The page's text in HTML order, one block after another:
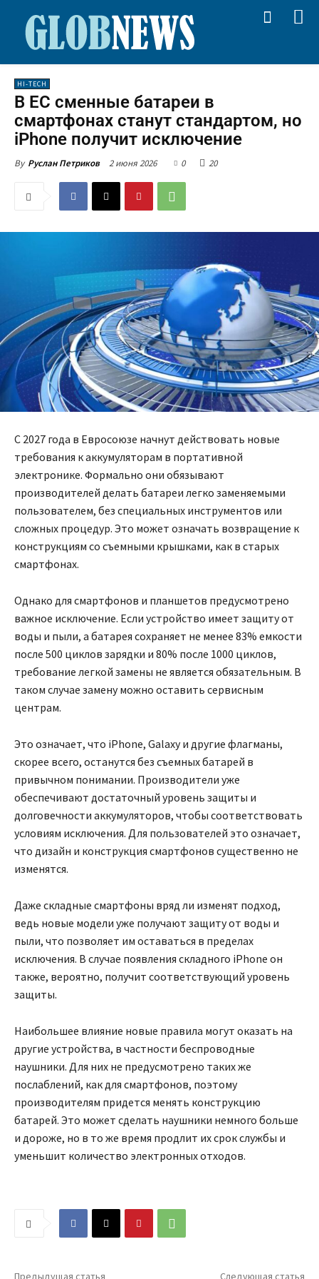
HI-TECH
В ЕС сменные батареи в
смартфонах станут стандартом, но
iPhone получит исключение
By Руслан Петриков 2 июня 2026 0 20
С 2027 года в Евросоюзе начнут действовать новые
требования к аккумуляторам в портативной
электронике. Формально они обязывают
производителей делать батареи легко заменяемыми
пользователем, без специальных инструментов или
сложных процедур. Это может означать возвращение к
конструкциям со съемными крышками, как в старых
смартфонах.
Однако для смартфонов и планшетов предусмотрено
важное исключение. Если устройство имеет защиту от
воды и пыли, а батарея сохраняет не менее 83% емкости
после 500 циклов зарядки и 80% после 1000 циклов,
требование легкой замены не является обязательным. В
таком случае замену можно оставить сервисным
центрам.
Это означает, что iPhone, Galaxy и другие флагманы,
скорее всего, останутся без съемных батарей в
привычном понимании. Производители уже
обеспечивают достаточный уровень защиты и
долговечности аккумуляторов, чтобы соответствовать
условиям исключения. Для пользователей это означает,
что дизайн и конструкция смартфонов существенно не
изменятся.
Даже складные смартфоны вряд ли изменят подход,
ведь новые модели уже получают защиту от воды и
пыли, что позволяет им оставаться в пределах
исключения. В случае появления складного iPhone он
также, вероятно, получит соответствующий уровень
защиты.
Наибольшее влияние новые правила могут оказать на
другие устройства, в частности беспроводные
наушники. Для них не предусмотрено таких же
послаблений, как для смартфонов, поэтому
производителям придется менять конструкцию
батарей. Это может сделать наушники немного больше
и дороже, но в то же время продлит их срок службы и
уменьшит количество электронных отходов.
Предыдущая статья Следующая статья